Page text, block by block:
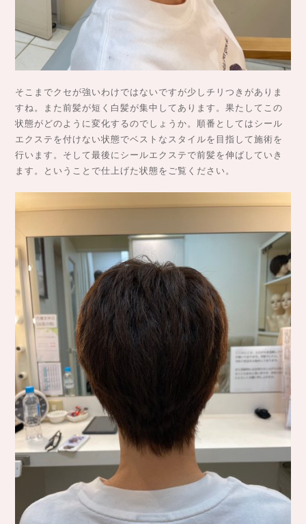
そこまでクセが強いわけではないですが少しチリつきがありま
すね。また前髪が短く白髪が集中してあります。果たしてこの
状態がどのように変化するのでしょうか。順番としてはシール
エクステを付けない状態でベストなスタイルを目指して施術を
行います。そして最後にシールエクステで前髪を伸ばしていき
ます。ということで仕上げた状態をご覧ください。